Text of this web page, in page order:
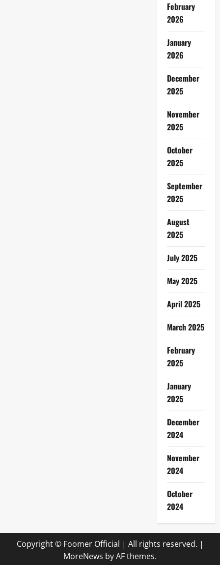
February
2026
January
2026
December
2025
November
2025
October
2025
September
2025
August
2025
July 2025
May 2025
April 2025
March 2025
February
2025
January
2025
December
2024
November
2024
October
2024
Copyright © Foomer Official | All rights reserved. |
MoreNews by AF themes.